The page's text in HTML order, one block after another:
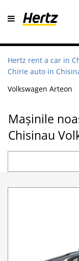
Hertz rent a car in
Chirie auto in
Volkswagen Arteon
Mașinile
Chisinau